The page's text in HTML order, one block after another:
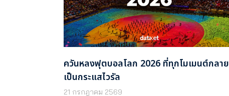
ควันหลงฟุตบอลโลก 2026 ที่ทุกโมเมนต์กลาย
เป็นกระแสไวรัล
21 กรกฎาคม 2569